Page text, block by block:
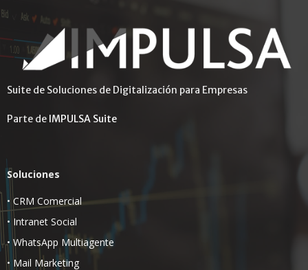
Suite de Soluciones de Digitalización para Empresas
Parte de IMPULSA Suite
Soluciones
•CRM Comercial
• Intranet Social
• WhatsApp Multiagente
• Mail Marketing